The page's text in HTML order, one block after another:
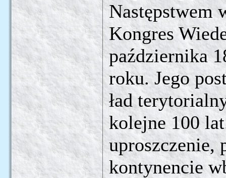
Następstwem
Kongres
października
roku. Jego
ład
kolejne 100
uproszczenie,
kontynencie